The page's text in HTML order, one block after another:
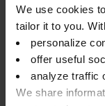
We use cookies
tailor it to you.
personalize
offer useful
analyze traffic
We share
імунної системи
навантажень. Крім
нормальне
функціонування
також зубів і
нормального